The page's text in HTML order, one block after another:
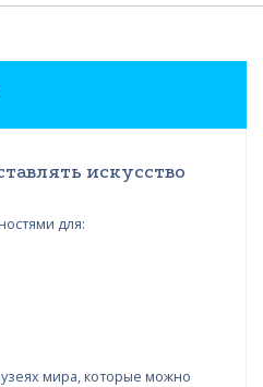
искусство
для:
мира, которые можно